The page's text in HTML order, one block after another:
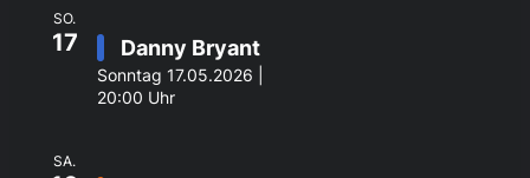
SO.
17 Danny Bryant
Sonntag 17.05.2026 |
20:00 Uhr
SA.